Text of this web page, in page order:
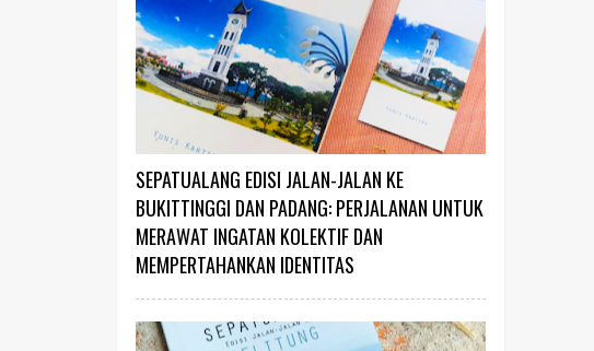
SEPATUALANG EDISI JALAN-JALAN KE
BUKITTINGGI DAN PADANG: PERJALANAN UNTUK
MERAWAT INGATAN KOLEKTIF DAN
MEMPERTAHANKAN IDENTITAS